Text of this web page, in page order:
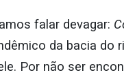
falar devagar:
da bacia do
Por não ser